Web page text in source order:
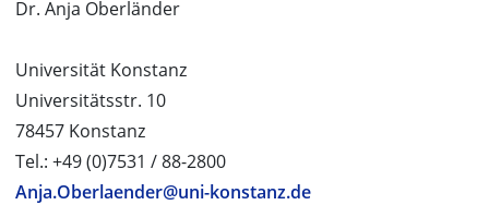
Dr. Anja Oberländer
Universität Konstanz
Universitätsstr. 10
78457 Konstanz
Tel.: +49 (0)7531 / 88-2800
Anja.Oberlaender@uni-konstanz.de